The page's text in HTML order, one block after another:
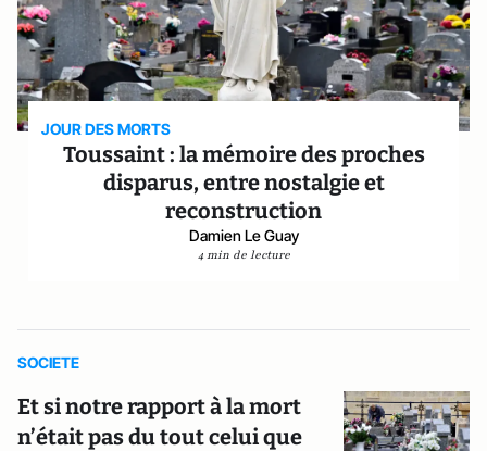
JOUR DES MORTS
Toussaint : la mémoire des proches
disparus, entre nostalgie et
reconstruction
Damien Le Guay
4 min de lecture
SOCIETE
Et si notre rapport à la mort
n’était pas du tout celui que